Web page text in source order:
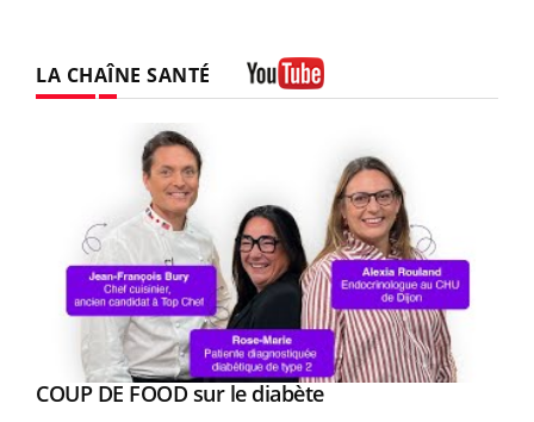
LA CHAÎNE SANTÉ
Youtube
COUP DE FOOD sur le diabèteYoutube
Youtube
Quand l’entreprise mise sur le bien être global